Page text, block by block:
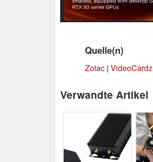
Quelle(n)
Zotac | VideoCardz
Verwandte Artikel